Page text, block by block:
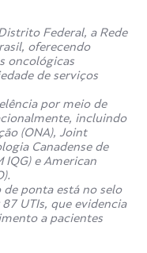
de laboratório
(do inglêsVenereal
a bactéria em
é
ou avançado;
Federal, a Rede
oferecendo
oncológicas
de serviços
por meio de
incluindo
(ONA), Joint
Canadense de
IQG) e American
ponta está no selo
UTIs, que evidencia
a pacientes